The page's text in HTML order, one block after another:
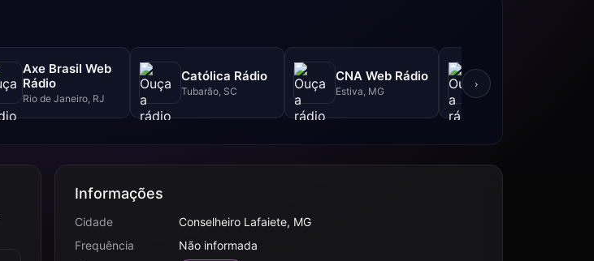
Axe Brasil Web
Rádio
Rio de Janeiro, RJ
Católica Rádio
Tubarão, SC
CNA Web Rádio
Estiva, MG
Rádio
›
Informações
Cidade
Conselheiro Lafaiete, MG
Frequência
Não informada